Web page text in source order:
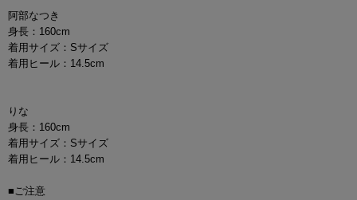
阿部なつき
身長：160cm
着用サイズ：Sサイズ
着用ヒール：14.5cm
りな
身長：160cm
着用サイズ：Sサイズ
着用ヒール：14.5cm
■ご注意